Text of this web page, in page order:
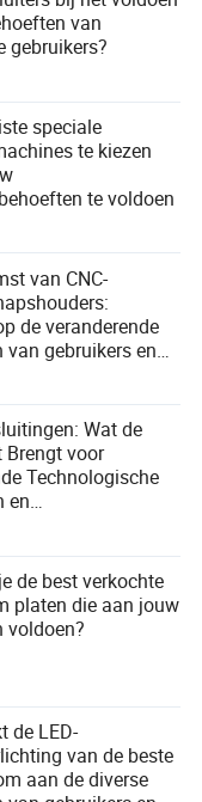
van
gebruikers?
speciale
te kiezen
te voldoen
van CNC-
de veranderende
van gebruikers en
Wat de
Brengt voor
Technologische
en
de best verkochte
platen die aan jouw
voldoen?
de LED-
van de beste
aan de diverse